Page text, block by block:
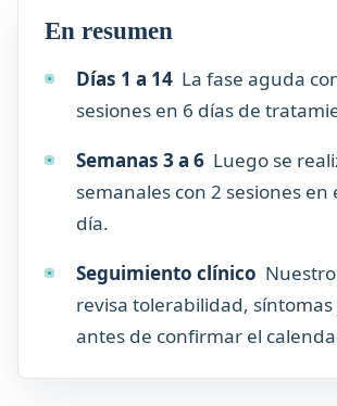
En resumen
Días 1 a 14 La fase aguda
sesiones en 6 días de
Semanas 3 a 6 Luego se
semanales con 2 sesiones en
día.
Seguimiento clínico
revisa tolerabilidad, síntomas
antes de confirmar el